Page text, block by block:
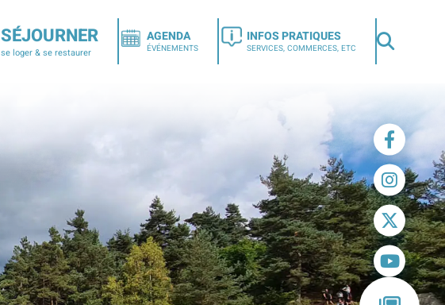
SÉJOURNER
se loger & se restaurer
AGENDA
ÉVÉNEMENTS
INFOS PRATIQUES
SERVICES, COMMERCES, ETC